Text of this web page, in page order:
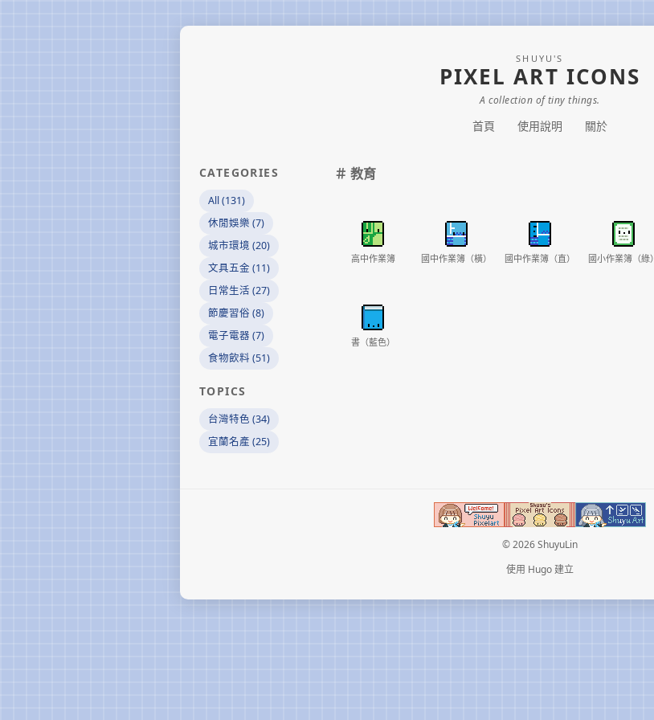
SHUYU'S
PIXEL ART ICONS
A collection of tiny things.
首頁 使用說明 關於
CATEGORIES
All (131)
休閒娛樂 (7)
城市環境 (20)
文具五金 (11)
日常生活 (27)
節慶習俗 (8)
電子電器 (7)
食物飲料 (51)
TOPICS
台灣特色 (34)
宜蘭名產 (25)
＃ 教育
高中作業簿 國中作業簿（橫） 國中作業簿（直） 國小作業簿（綠）
書（藍色）
© 2026 ShuyuLin
使用 Hugo建立